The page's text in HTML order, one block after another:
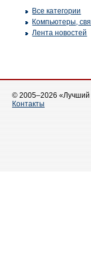
Все категории
Компьютеры,
Лента новостей
© 2005–2026
Контакты